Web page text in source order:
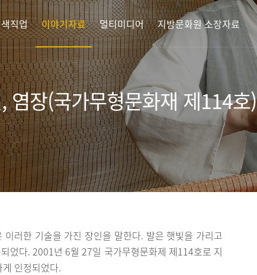
직업 이야기자료 멀티미디어 지방문화원 소장자료
염장(국가무형문화재 제114호)
러한 기술을 가진 장인을 말한다. 발은 햇빛을 가리고
었다. 2001년 6월 27일 국가무형문화제 제114호로 지
인정되었다.